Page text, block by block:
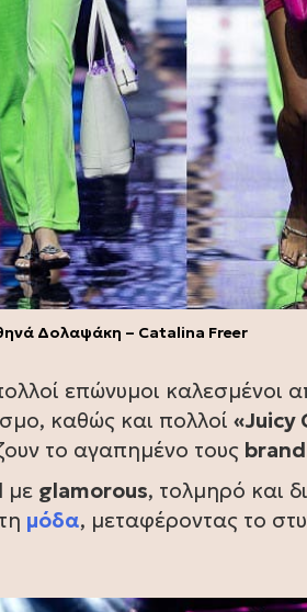
Δολαψάκη – Catalina Freer
επώνυμοι καλεσμένοι
καθώς και πολλοί «Juicy
το αγαπημένο τους brand
με glamorous, τολμηρό και
μόδα, μεταφέροντας το